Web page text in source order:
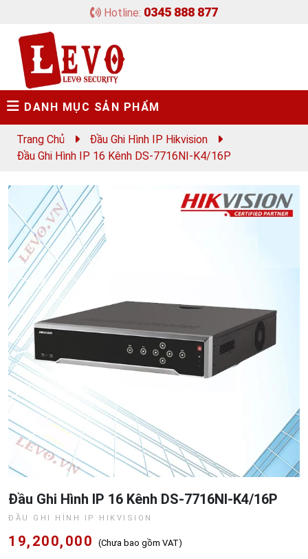
Hotline: 0345 888 877
DANH MỤC SẢN PHẨM
Trang Chủ
Đầu Ghi Hình IP Hikvision
Đầu Ghi Hình IP 16 Kênh DS-7716NI-K4/16P
Đầu Ghi Hình IP 16 Kênh DS-7716NI-K4/16P
ĐẦU GHI HÌNH IP HIKVISION
19,200,000 (Chưa bao gồm VAT)